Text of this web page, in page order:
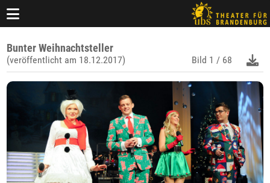
Bunter Weihnachtsteller
(veröffentlicht am 18.12.2017) Bild 1 / 68